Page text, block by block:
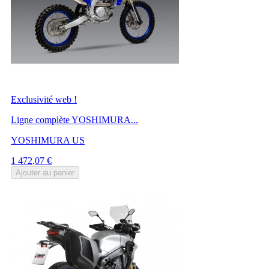
Exclusivité web !
Ligne complète YOSHIMURA...
YOSHIMURA US
Prix
1 472,07 €
Ajouter au panier